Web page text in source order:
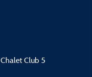
Chalet Club 5